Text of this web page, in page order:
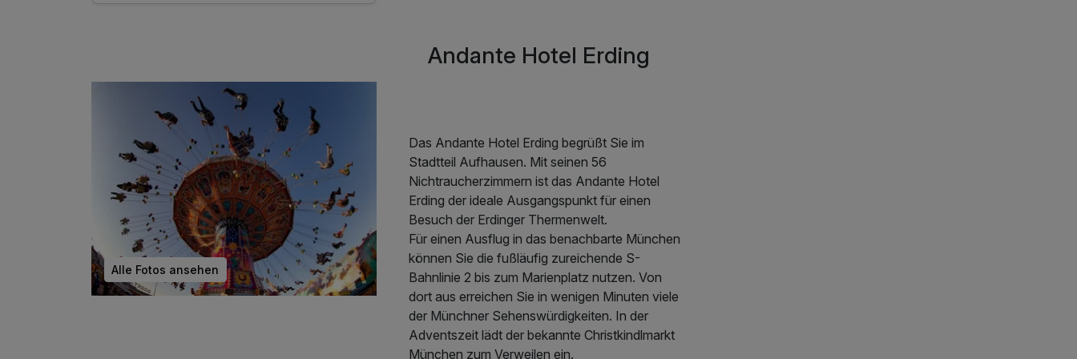
Andante Hotel Erding
Alle Fotos ansehen
Das Andante Hotel Erding begrüßt Sie im
Stadtteil Aufhausen. Mit seinen 56
Nichtraucherzimmern ist das Andante Hotel
Erding der ideale Ausgangspunkt für einen
Besuch der Erdinger Thermenwelt.
Für einen Ausflug in das benachbarte München
können Sie die fußläufig zureichende S-
Bahnlinie 2 bis zum Marienplatz nutzen. Von
dort aus erreichen Sie in wenigen Minuten viele
der Münchner Sehenswürdigkeiten. In der
Adventszeit lädt der bekannte Christkindlmarkt
München zum Verweilen ein.